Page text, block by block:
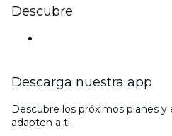
Descubre
Descarga nuestra app
Descubre los próximos planes
adapten a ti.